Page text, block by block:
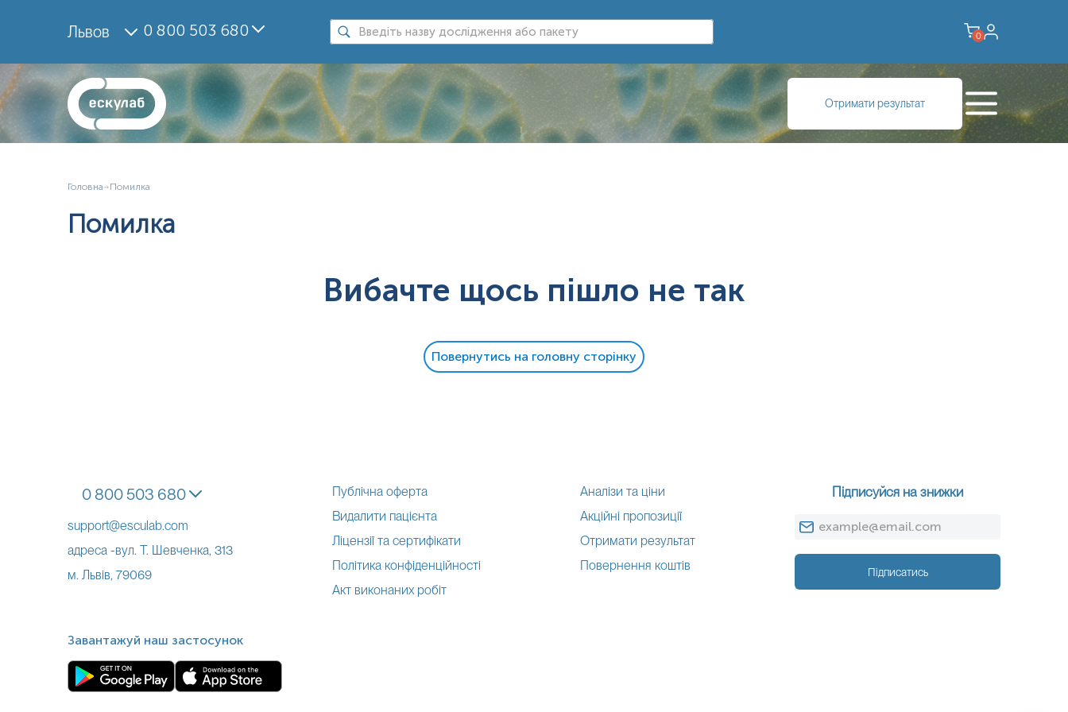
Львов 0 800 503 680 0
Отримати результат
Головна Помилка
Помилка
Вибачте щось пішло не так
Повернутись на головну сторінку
0 800 503 680
support@esculab.com
адреса -вул. Т. Шевченка, 313
м. Львів, 79069
Публічна оферта
Видалити пацієнта
Ліцензії та сертифікати
Політика конфіденційності
Акт виконаних робіт
Аналізи та ціни
Акційні пропозиції
Отримати результат
Повернення коштів
Підписуйся на знижки
Підписатись
Завантажуй наш застосунок